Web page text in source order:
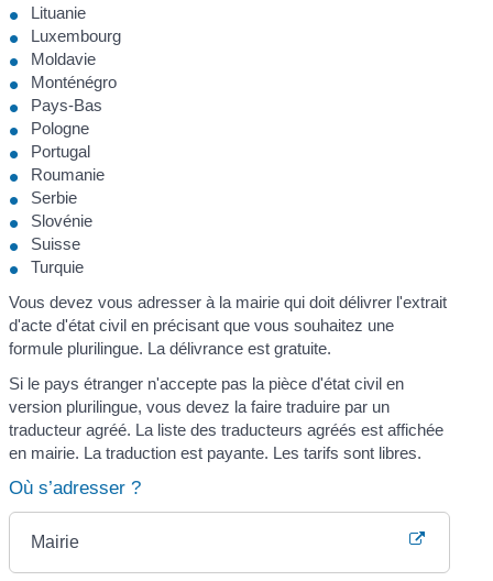
Lituanie
Luxembourg
Moldavie
Monténégro
Pays-Bas
Pologne
Portugal
Roumanie
Serbie
Slovénie
Suisse
Turquie
Vous devez vous adresser à la mairie qui doit délivrer l'extrait
d'acte d'état civil en précisant que vous souhaitez une
formule plurilingue. La délivrance est gratuite.
Si le pays étranger n'accepte pas la pièce d'état civil en
version plurilingue, vous devez la faire traduire par un
traducteur agréé. La liste des traducteurs agréés est affichée
en mairie. La traduction est payante. Les tarifs sont libres.
Où s’adresser ?
Mairie